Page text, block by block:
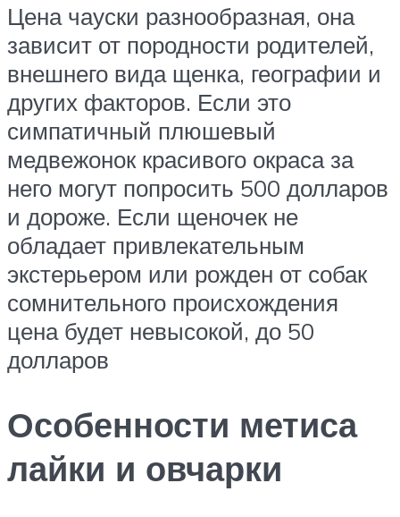
Цена чауски разнообразная, она
зависит от породности родителей,
внешнего вида щенка, географии и
других факторов. Если это
симпатичный плюшевый
медвежонок красивого окраса за
него могут попросить 500 долларов
и дороже. Если щеночек не
обладает привлекательным
экстерьером или рожден от собак
сомнительного происхождения
цена будет невысокой, до 50
долларов
Особенности метиса
лайки и овчарки